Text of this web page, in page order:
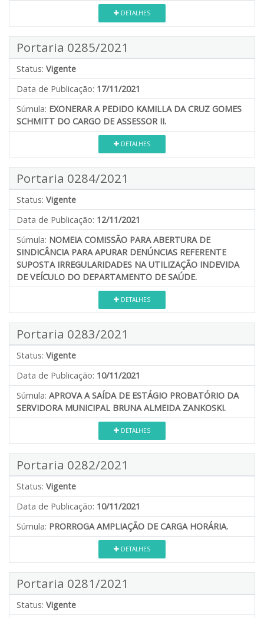
DETALHES
Portaria 0285/2021
Status: Vigente
Data de Publicação: 17/11/2021
Súmula: EXONERAR A PEDIDO KAMILLA DA CRUZ GOMES
SCHMITT DO CARGO DE ASSESSOR II.
DETALHES
Portaria 0284/2021
Status: Vigente
Data de Publicação: 12/11/2021
Súmula: NOMEIA COMISSÃO PARA ABERTURA DE
SINDICÂNCIA PARA APURAR DENÚNCIAS REFERENTE
SUPOSTA IRREGULARIDADES NA UTILIZAÇÃO INDEVIDA
DE VEÍCULO DO DEPARTAMENTO DE SAÚDE.
DETALHES
Portaria 0283/2021
Status: Vigente
Data de Publicação: 10/11/2021
Súmula: APROVA A SAÍDA DE ESTÁGIO PROBATÓRIO DA
SERVIDORA MUNICIPAL BRUNA ALMEIDA ZANKOSKI.
DETALHES
Portaria 0282/2021
Status: Vigente
Data de Publicação: 10/11/2021
Súmula: PRORROGA AMPLIAÇÃO DE CARGA HORÁRIA.
DETALHES
Portaria 0281/2021
Status: Vigente